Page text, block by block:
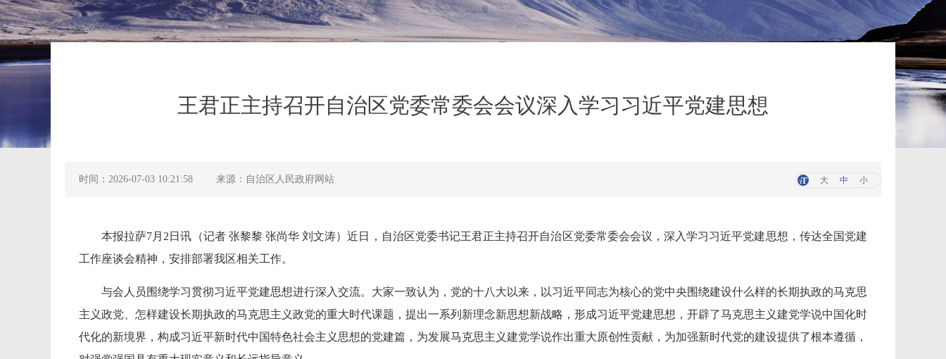
王君正主持召开自治区党委常委会会议深入学习习近平党建思想
时间：2026-07-03 10:21:58 来源：自治区人民政府网站 大 中 小
本报拉萨7月2日讯（记者 张黎黎 张尚华 刘文涛）近日，自治区党委书记王君正主持召开自治区党委常委会会议，深入学习习近平党建思想，传达全国党建
工作座谈会精神，安排部署我区相关工作。
与会人员围绕学习贯彻习近平党建思想进行深入交流。大家一致认为，党的十八大以来，以习近平同志为核心的党中央围绕建设什么样的长期执政的马克思
主义政党、怎样建设长期执政的马克思主义政党的重大时代课题，提出一系列新理念新思想新战略，形成习近平党建思想，开辟了马克思主义建党学说中国化时
代化的新境界，构成习近平新时代中国特色社会主义思想的党建篇，为发展马克思主义建党学说作出重大原创性贡献，为加强新时代党的建设提供了根本遵循，